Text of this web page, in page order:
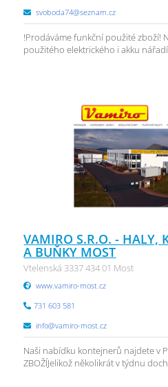
svoboda74@seznam.cz
!Prodáváme funkční použité zboží!
použitého elektrického i akku
VAMIRO S.R.O. - HALY,
A BUŇKY MOST
Vtelenská 3337 434 01 Most
www.vamiro-most.cz
731 603 581
info@vamiro-most.cz
Naši nabídku kontejnerů najdete v
ZBOŽÍJelikož několikrát v týdnu